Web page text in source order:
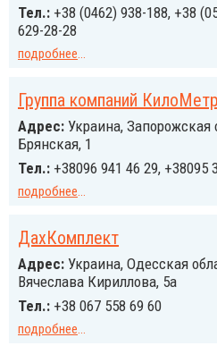
Тел.: +38 (0462) 938-188, +38
629-28-28
подробнее...
Группа компаний КилоМетр
Адрес: Украина, Запорожская
Брянская, 1
Тел.: +38096 941 46 29, +38095
подробнее...
ДахКомплект
Адрес: Украина, Одесская
Вячеслава Кириллова, 5а
Тел.: +38 067 558 69 60
подробнее...